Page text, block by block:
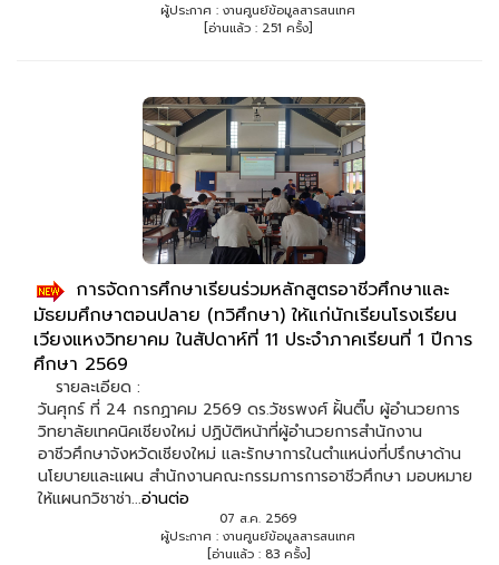
ผู้ประกาศ : งานศูนย์ข้อมูลสารสนเทศ
[อ่านแล้ว : 251 ครั้ง]
การจัดการศึกษาเรียนร่วมหลักสูตรอาชีวศึกษาและ
มัธยมศึกษาตอนปลาย (ทวิศึกษา) ให้แก่นักเรียนโรงเรียน
เวียงแหงวิทยาคม ในสัปดาห์ที่ 11 ประจำภาคเรียนที่ 1 ปีการ
ศึกษา 2569
รายละเอียด :
วันศุกร์ ที่ 24 กรกฏาคม 2569 ดร.วัชรพงศ์ ฝั้นติ๊บ ผู้อำนวยการ
วิทยาลัยเทคนิคเชียงใหม่ ปฏิบัติหน้าที่ผู้อำนวยการสำนักงาน
อาชีวศึกษาจังหวัดเชียงใหม่ และรักษาการในตำแหน่งที่ปรึกษาด้าน
นโยบายและแผน สำนักงานคณะกรรมการการอาชีวศึกษา มอบหมาย
ให้แผนกวิชาช่า...อ่านต่อ
07 ส.ค. 2569
ผู้ประกาศ : งานศูนย์ข้อมูลสารสนเทศ
[อ่านแล้ว : 83 ครั้ง]